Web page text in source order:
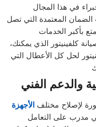
المعتمدة التي تصل
بأكبر الخدمات
،والمميزات الكبري الحديثة منها صيانة كلفينيتور الذي يمكنك
لحل كل الأعطال التي
والدعم الفني
لإصلاح مختلف الأجهزة
مدرب على التعامل